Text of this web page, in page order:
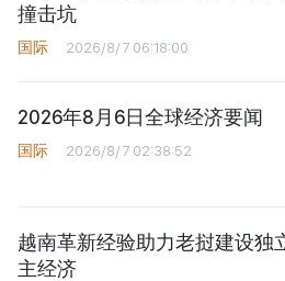
撞击坑
国际 2026/8/7 06:18:00
2026年8月6日全球经济要闻
国际 2026/8/7 02:38:52
越南革新经验助力老挝建设独
主经济